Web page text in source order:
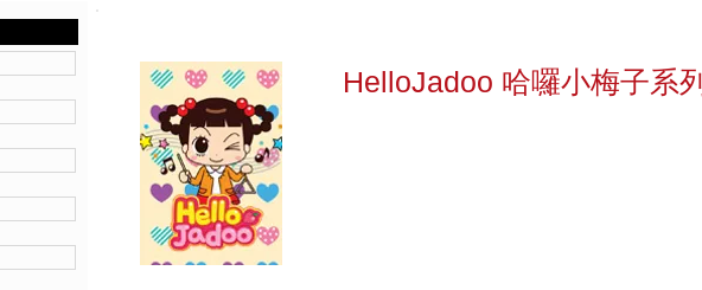
HelloJadoo 哈囉小梅子系